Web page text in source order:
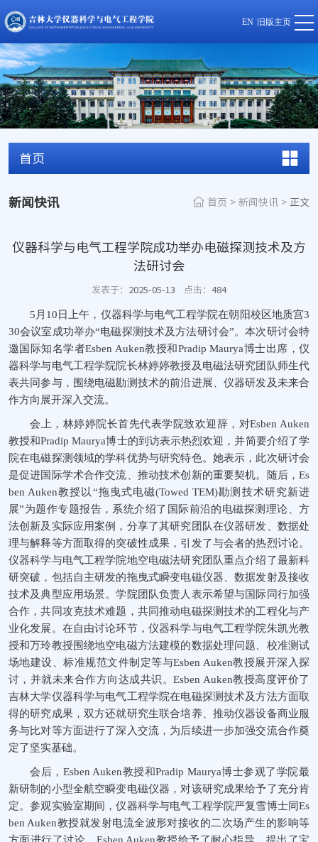
EN 旧版主页
首页
新闻快讯 首页 > 新闻快讯 > 正文
仪器科学与电气工程学院成功举办电磁探测技术及方
法研讨会
发表于： 2025-05-13 点击： 484
5月10日上午，仪器科学与电气工程学院在朝阳校区地质宫3
30会议室成功举办“电磁探测技术及方法研讨会”。本次研讨会特
邀国际知名学者Esben Auken教授和Pradip Maurya博士出席，仪
器科学与电气工程学院院长林婷婷教授及电磁法研究团队师生代
表共同参与，围绕电磁勘测技术的前沿进展、仪器研发及未来合
作方向展开深入交流。
会上，林婷婷院长首先代表学院致欢迎辞，对Esben Auken
教授和Pradip Maurya博士的到访表示热烈欢迎，并简要介绍了学
院在电磁探测领域的学科优势与研究特色。她表示，此次研讨会
是促进国际学术合作交流、推动技术创新的重要契机。随后，Es
ben Auken教授以“拖曳式电磁(Towed TEM)勘测技术研究新进
展”为题作专题报告，系统介绍了国际前沿的电磁探测理论、方
法创新及实际应用案例，分享了其研究团队在仪器研发、数据处
理与解释等方面取得的突破性成果，引发了与会者的热烈讨论。
仪器科学与电气工程学院地空电磁法研究团队重点介绍了最新科
研突破，包括自主研发的拖曳式瞬变电磁仪器、数据发射及接收
技术及典型应用场景。学院团队负责人表示希望与国际同行加强
合作，共同攻克技术难题，共同推动电磁探测技术的工程化与产
业化发展。在自由讨论环节，仪器科学与电气工程学院朱凯光教
授和万玲教授围绕地空电磁方法建模的数据处理问题、校准测试
场地建设、标准规范文件制定等与Esben Auken教授展开深入探
讨，并就未来合作方向达成共识。Esben Auken教授高度评价了
吉林大学仪器科学与电气工程学院在电磁探测技术及方法方面取
得的研究成果，双方还就研究生联合培养、推动仪器设备商业服
务与比对等方面进行了深入交流，为后续进一步加强交流合作奠
定了坚实基础。
会后，Esben Auken教授和Pradip Maurya博士参观了学院最
新研制的小型全航空瞬变电磁仪器，对该研究成果给予了充分肯
定。参观实验室期间，仪器科学与电气工程学院严复雪博士同Es
ben Auken教授就发射电流全波形对接收的二次场产生的影响等